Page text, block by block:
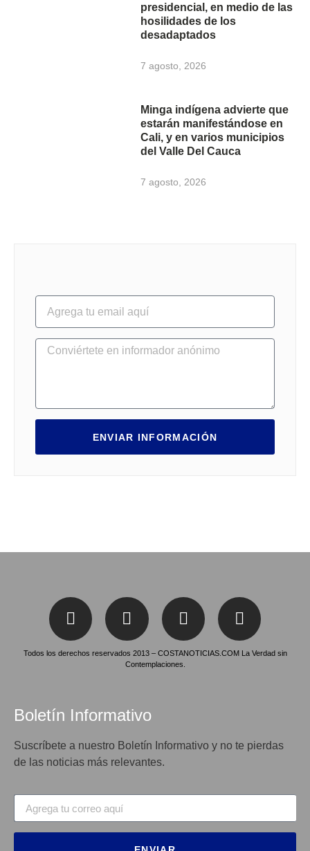
presidencial, en medio de las
hosilidades de los
desadaptados
7 agosto, 2026
Minga indígena advierte que
estarán manifestándose en
Cali, y en varios municipios
del Valle Del Cauca
7 agosto, 2026
ENVIAR INFORMACIÓN
Todos los derechos reservados 2013 – COSTANOTICIAS.COM La Verdad sin
Contemplaciones.
Boletín Informativo
Suscríbete a nuestro Boletín Informativo y no te pierdas
de las noticias más relevantes.